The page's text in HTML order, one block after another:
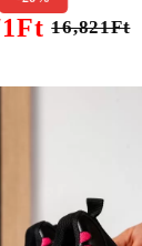
16,821Ft